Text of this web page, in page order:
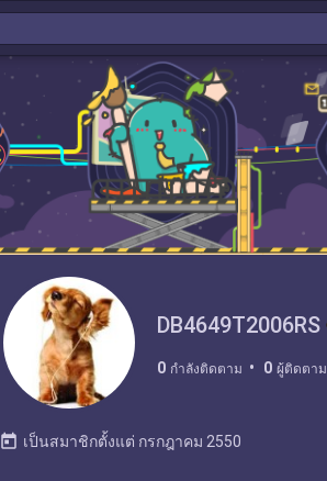
DB4649T2006RS
0 กำลังติดตาม 0 ผู้ติดตาม
today เป็นสมาชิกตั้งแต่ กรกฎาคม 2550